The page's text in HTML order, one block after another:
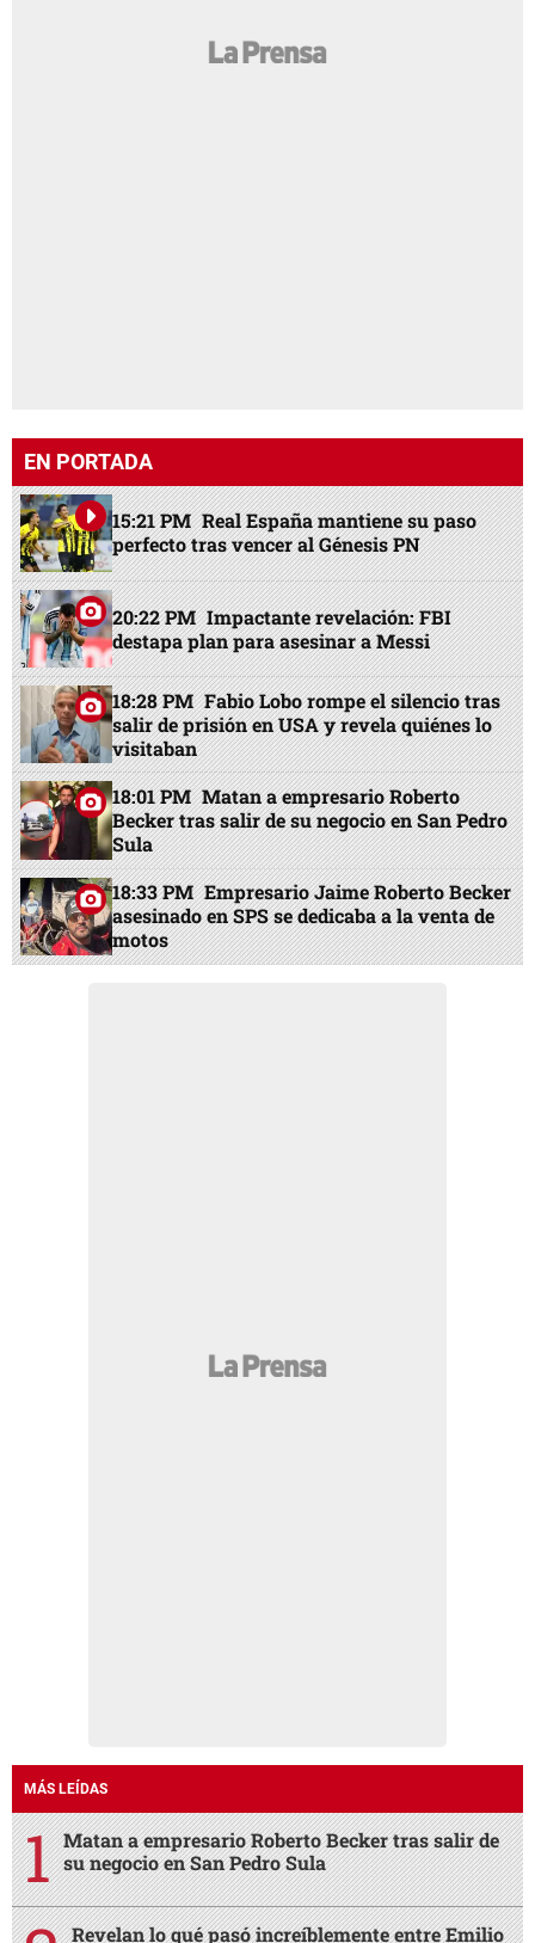
EN PORTADA
15:21 PM Real España mantiene su paso
perfecto tras vencer al Génesis PN
20:22 PM Impactante revelación: FBI
destapa plan para asesinar a Messi
18:28 PM Fabio Lobo rompe el silencio tras
salir de prisión en USA y revela quiénes lo
visitaban
18:01 PM Matan a empresario Roberto
Becker tras salir de su negocio en San Pedro
Sula
18:33 PM Empresario Jaime Roberto Becker
asesinado en SPS se dedicaba a la venta de
motos
MÁS LEÍDAS
Matan a empresario Roberto Becker tras salir de
su negocio en San Pedro Sula
Revelan lo qué pasó increíblemente entre Emilio